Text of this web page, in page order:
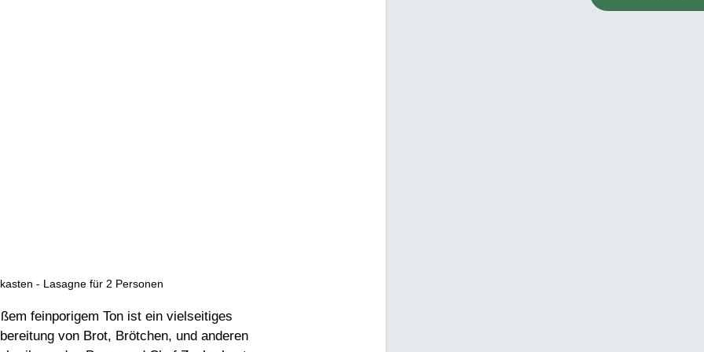
- Lasagne für 2 Personen
feinporigem Ton ist ein vielseitiges
von Brot, Brötchen, und anderen